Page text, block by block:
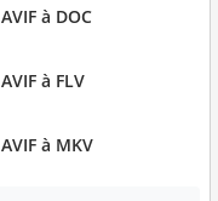
AVIF à DOC
AVIF à FLV
AVIF à MKV